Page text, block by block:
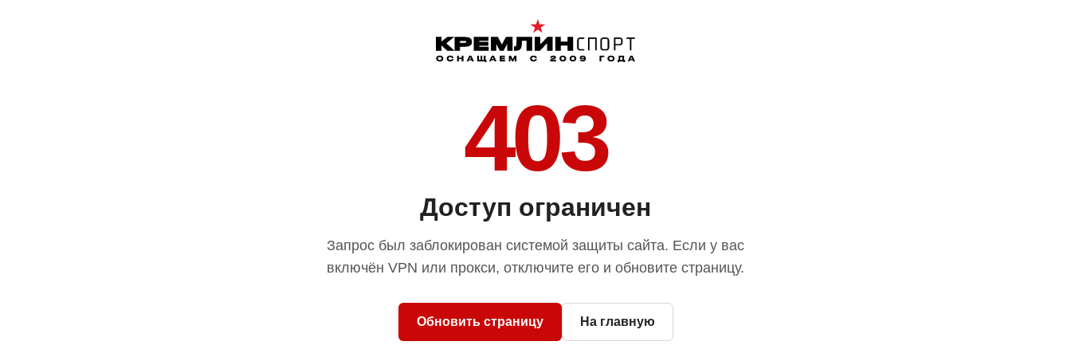
403
Доступ ограничен
Запрос был заблокирован системой защиты сайта. Если у вас
включён VPN или прокси, отключите его и обновите страницу.
Обновить страницу На главную